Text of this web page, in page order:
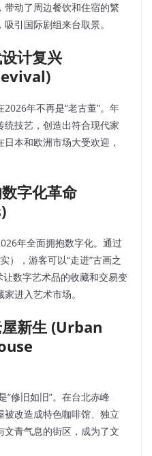
动了周边餐饮和住宿的繁
引国际剧组来台取景。
计复兴
年不再是“老古董”。年
技艺，创造出符合现代家
本和欧洲市场大受欢迎，
字化革命
年全面拥抱数字化。通过
），游客可以“走进”古画之
数字艺术品的收藏和交易变
进入艺术市场。
新生 (Urban
“修旧如旧”。在台北赤峰
改造成特色咖啡馆、独立
青气息的街区，成为了文